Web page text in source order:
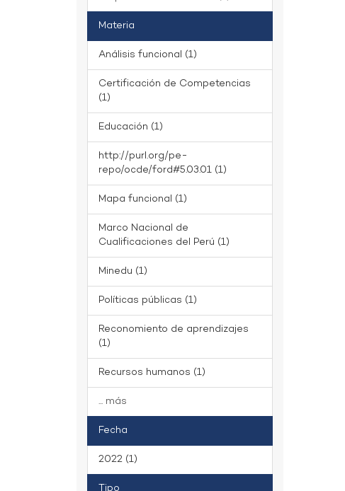
Materia
Análisis funcional (1)
Certificación de Competencias
(1)
Educación (1)
http://purl.org/pe-
repo/ocde/ford#5.03.01 (1)
Mapa funcional (1)
Marco Nacional de
Cualificaciones del Perú (1)
Minedu (1)
Políticas públicas (1)
Reconomiento de aprendizajes
(1)
Recursos humanos (1)
... más
Fecha
2022 (1)